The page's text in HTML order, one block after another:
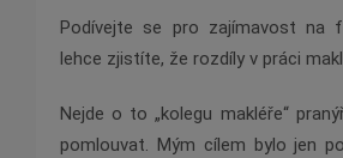
Podívejte se pro zajímavost na
lehce zjistíte, že rozdíly v práci
Nejde o to „kolegu makléře“
pomlouvat. Mým cílem bylo jen